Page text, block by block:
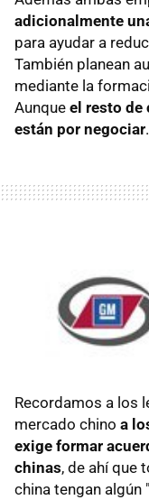
adicionalmente
para ayudar a
También planean
mediante la
Aunque el resto de
están por negociar.
Recordamos a los
mercado chino a
exige formar
chinas, de ahí que
china tengan algún